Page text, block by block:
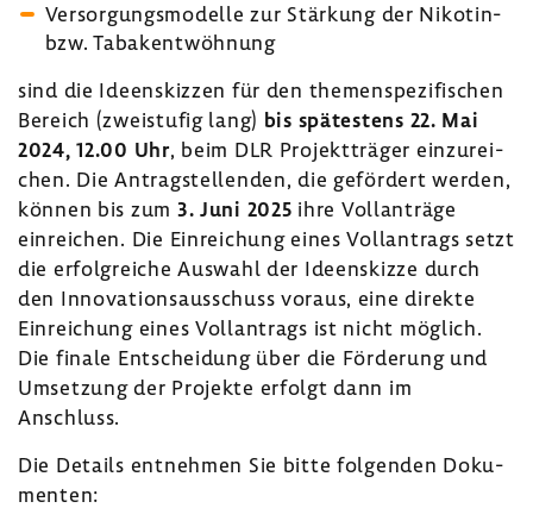
Versor­gungs­mo­delle zur Stär­kung der Nikotin-​
bzw. Taba­k­ent­wöh­nung
sind die Ideen­skizzen für den themen­spe­zi­fi­schen
Bereich (zwei­stufig lang) bis spätes­tens 22. Mai
2024, 12.00 Uhr, beim DLR Projekt­träger einzu­rei­
chen. Die Antrag­stel­lenden, die geför­dert werden,
können bis zum 3. Juni 2025 ihre Voll­an­träge
einrei­chen. Die Einrei­chung eines Voll­an­trags setzt
die erfolg­reiche Auswahl der Ideen­skizze durch
den Inno­va­ti­ons­aus­schuss voraus, eine direkte
Einrei­chung eines Voll­an­trags ist nicht möglich.
Die finale Entschei­dung über die Förde­rung und
Umset­zung der Projekte erfolgt dann im
Anschluss.
Die Details entnehmen Sie bitte folgenden Doku­
menten: